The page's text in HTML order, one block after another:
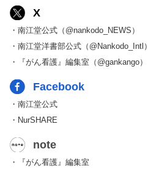
X
・南江堂公式（@nankodo_NEWS）
・南江堂洋書部公式（@Nankodo_Intl）
・『がん看護』編集室（@gankango）
Facebook
・南江堂公式
・NurSHARE
note
・『がん看護』編集室